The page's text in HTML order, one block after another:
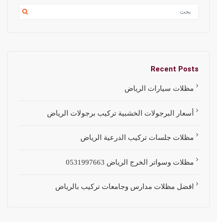
Recent Posts
مظلات سيارات الرياض
أسعار البرجولات الخشبية تركيب برجولات الرياض
مظلات جلسات تركيب الدرعية الرياض
مظلات وسواتر الخرج الرياض 0531997663
افضل مظلات مدارس وجامعات تركيب بالرياض